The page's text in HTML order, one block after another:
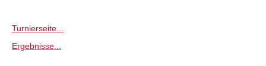
Turnierseite...
Ergebnisse...